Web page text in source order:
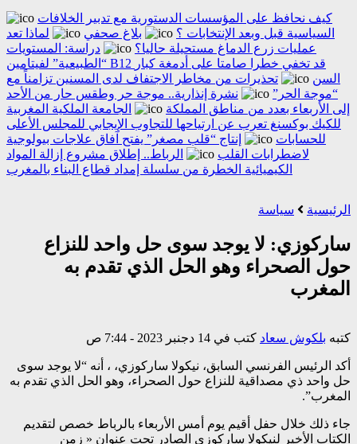
كيف نحافظ على المؤسسات الدستورية مع تدبير الخلافات
السياسية قبل وبعد الإنتخابات ؟
بلاغ صحفي
لماذا تعد
عمليات زرع الدماغ مستحيلة حاليا؟
دراسة: المستويات
“الطبيعية” لفيتامين B12 قد تخفي خطرا صامتا على أدمغة كبار
السن
تحذيرات من مخاطر الاجتفاف لدى المسنين تزامناً مع
“موجة الحر”
نشرة إنذارية.. موجة حر وطقس حار من الأحد
إلى الأربعاء بعدد من مناطق المملكة
الجامعة الملكية المغربية
للكيك بوكسنغ تعرب عن ارتياحها للتجاوب الإيجابي للمجلس الأعلى
للحسابات
إنتاج “قلب مصغر” يفتح آفاق علاجات بيولوجية
لاضطرابات القلب
الرباط.. إطلاق مشروع إزالة المواد
الكيميائية الخطرة من سلسلة إمداد قطاع البناء بالمغرب
الرئيسية سياسة
ساركوزي: لا يوجد سوى حل واحد للنزاع
حول الصحراء وهو الحل الذي تقدم به
المغرب
كتبه بلكوش سعاد كتب في 14 دجنبر 2023 - 7:44 ص
أكد الرئيس الفرنسي السابق، نيكولا ساركوزي، ، أنه “لا يوجد سوى
حل واحد ذي مصداقية للنزاع حول الصحراء، وهو الحل الذي تقدم به
المغرب”.
جاء ذلك خلال حفل أقيم يوم أمس الأربعاء بالرباط خصص لتقديم
الكتاب الأخير لنيكولا ساركوزي الصادر تحت عنوان « زمن